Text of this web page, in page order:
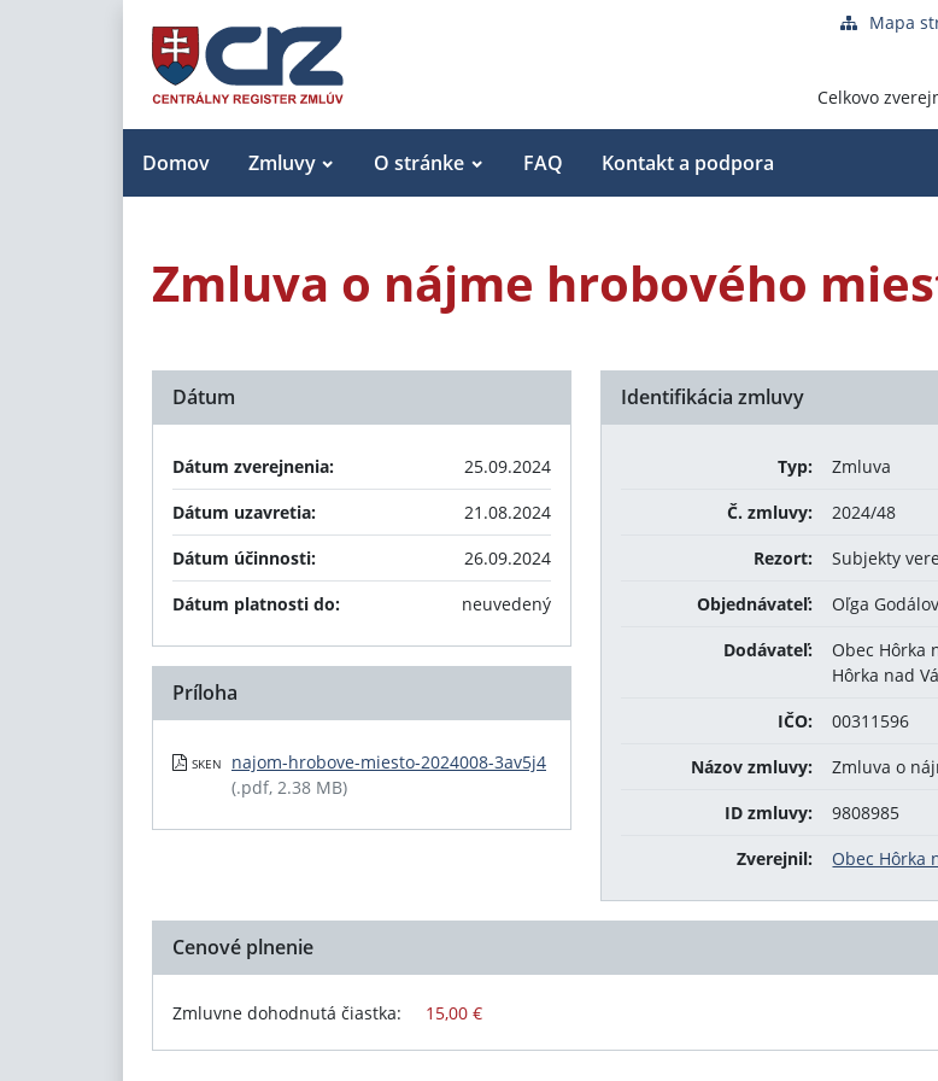
Mapa
Celkovo
Domov Zmluvy O stránke FAQ Kontakt a podpora
Zmluva o nájme hrobového
Identifikácia zmluvy
Typ:
Zmluva
Č. zmluvy:
2024/48
Rezort:
Subjekty
Objednávateľ:
Oľga
Dodávateľ:
Obec Hôrka
Hôrka nad
IČO:
00311596
Názov zmluvy:
Zmluva o
ID zmluvy:
9808985
Zverejnil:
Obec Hôrka
Dátum
Dátum zverejnenia:
25.09.2024
Dátum uzavretia:
21.08.2024
Dátum účinnosti:
26.09.2024
Dátum platnosti do:
neuvedený
Príloha
SKEN
najom-hrobove-miesto-2024008-3av5j4
(.pdf, 2.38 MB)
Cenové plnenie
Zmluvne dohodnutá čiastka: 15,00 €